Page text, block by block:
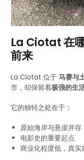
La Ciotat 在
前来
La Ciotat 位于马赛与
市，却保留着极强的生
它的独特之处在于：
原始海岸与悬崖并存
电影史的重要起点
商业化程度低，真实